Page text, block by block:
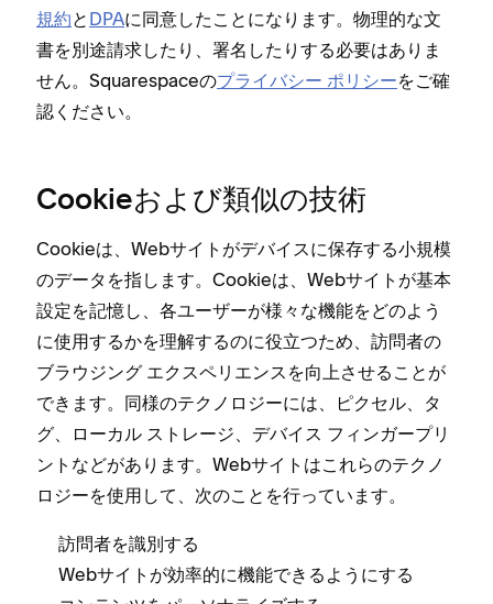
規約と DPAに同意したことになります⁠。物理的な文
書を別途請求したり⁠、署名したりする必要はありま
せん⁠。Squarespaceのプライバシ⁠ー ポリシ⁠ーをご確
認ください⁠。
Cookieおよび類似の技術
Cookieは⁠、Webサイトがデバイスに保存する小規模
のデ⁠ータを指します⁠。Cookieは⁠、Webサイトが基本
設定を記憶し⁠、各ユ⁠ーザ⁠ーが様⁠々な機能をどのよう
に使用するかを理解するのに役立つため⁠、訪問者の
ブラウジング エクスペリエンスを向上させることが
できます⁠。同様のテクノロジ⁠ーには⁠、ピクセル⁠、タ
グ⁠、ロ⁠ーカル ストレ⁠ージ⁠、デバイス フ⁠ィンガ⁠ープリ
ントなどがあります⁠。Webサイトはこれらのテクノ
ロジ⁠ーを使用して⁠、次のことを行⁠っています⁠。
訪問者を識別する
Webサイトが効率的に機能できるようにする